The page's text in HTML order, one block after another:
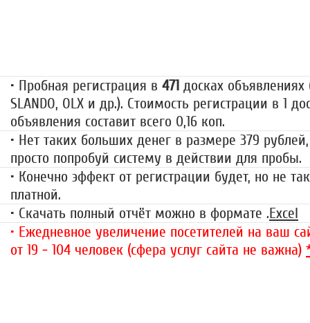
• Пробная регистрация в 471 досках объявлениях
SLANDO, OLX и др.). Стоимость регистрации в 1
объявления составит всего 0,16 коп.
• Нет таких больших денег в размере 379
просто попробуй систему в действии для пробы.
• Конечно эффект от регистрации будет, но не
платной.
• Скачать полный отчёт можно в формате .Excel
• Ежедневное увеличение посетителей на ваш
от 19 - 104 человек (сфера услуг сайта не важна)